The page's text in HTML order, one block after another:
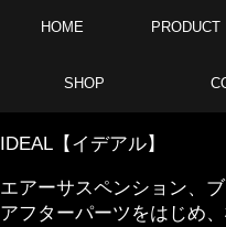
HOME PRODUCT
SHOP
IDEAL【イデアル】
エアーサスペンション、
アフターパーツをはじめ